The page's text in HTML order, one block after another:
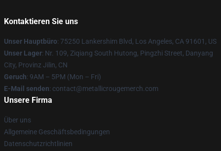
Kontaktieren Sie uns
Unser Hauptbüro: 75250 Lankershim Blvd, Los Angeles, CA 91601, US
Unser Lager: Nr. 109, Ziqiang South Hutong, Pingzhi Street, Danyang
City, Provinz Jilin, CN
Geruch: 9AM – 5PM (Mon – Fri)
E-Mail senden: contact@metallicrougemerch.com
Unsere Firma
Über uns
Allgemeine Geschäftsbedingungen
Datenschutzrichtlinien